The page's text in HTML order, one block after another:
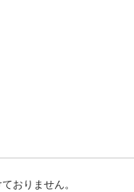
おりません。